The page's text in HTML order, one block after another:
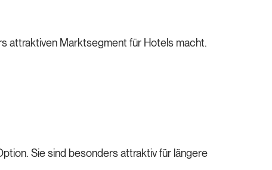
attraktiven Marktsegment für Hotels macht.
Sie sind besonders attraktiv für längere